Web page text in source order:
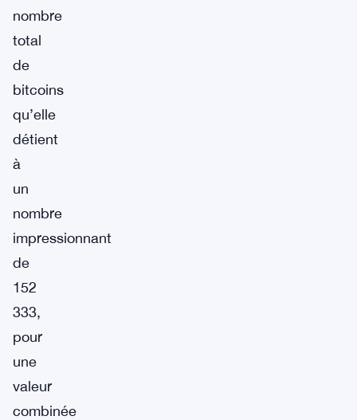
nombre
total
de
bitcoins
qu’elle
détient
à
un
nombre
impressionnant
de
152
333,
pour
une
valeur
combinée